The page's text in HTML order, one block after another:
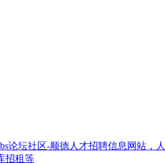
论坛社区-顺德人才招聘信息网站，
招租等